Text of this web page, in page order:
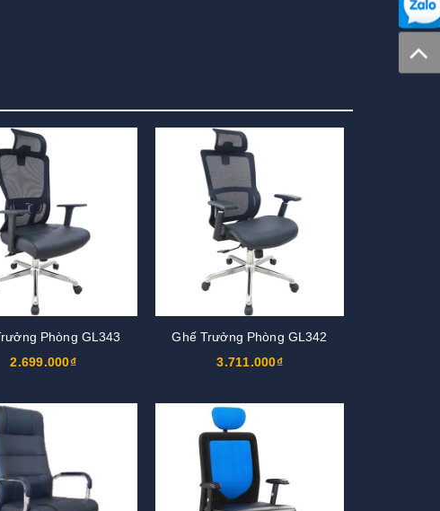
Phòng GL343
2.699.000₫
Ghế Trưởng Phòng GL342
3.711.000₫